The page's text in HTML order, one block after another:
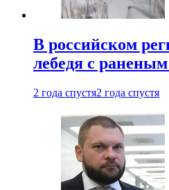
В российском
лебедя с
2 года спустя2 года спустя